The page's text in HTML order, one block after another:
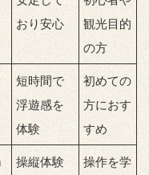
おり安心
観光目的
の方
短時間で
浮遊感を
体験
初めての
方におす
すめ
操縦体験
操作を学